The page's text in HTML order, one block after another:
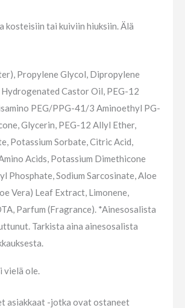
kosteisiin tai kuiviin hiuksiin. Älä
Propylene Glycol, Dipropylene
Castor Oil, PEG-12
PEG/PPG-41/3 Aminoethyl PG-
Glycerin, PEG-12 Allyl Ether,
Potassium Sorbate, Citric Acid,
Acids, Potassium Dimethicone
Phosphate, Sodium Sarcosinate, Aloe
Vera) Leaf Extract, Limonene,
Parfum (Fragrance). *Ainesosalista
Tarkista aina ainesosalista
ole.
asiakkaat -jotka ovat ostaneet